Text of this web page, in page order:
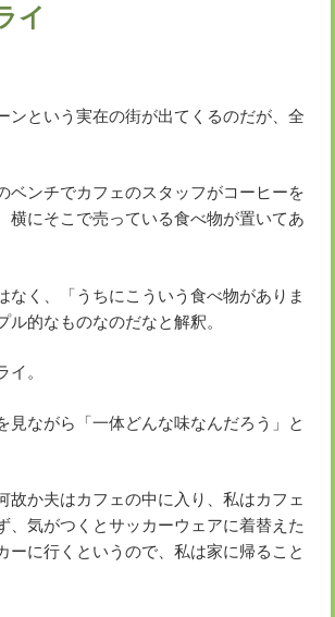
イ
ンという実在の街が出てくるのだが、全
ベンチでカフェのスタッフがコーヒーを
横にそこで売っている食べ物が置いてあ
なく、「うちにこういう食べ物がありま
ル的なものなのだなと解釈。
。
見ながら「一体どんな味なんだろう」と
故か夫はカフェの中に入り、私はカフェ
、気がつくとサッカーウェアに着替えた
ーに行くというので、私は家に帰ること